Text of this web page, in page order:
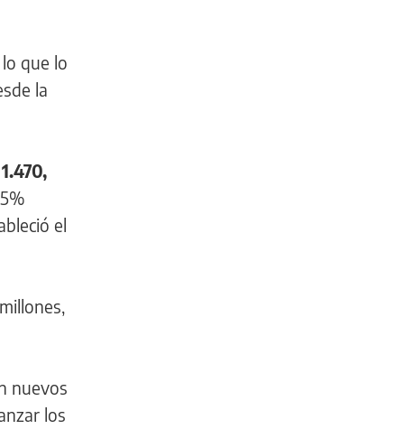
que lo
la
el
nuevos
los